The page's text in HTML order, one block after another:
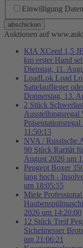
Einwilligung
abschicken
Auktionen auf
KIA XCeed 1,5
km erster Hand
Dienstag, 11.
LoadLok Load
Sattelauflieger
Donnerstag, 13.
2 Stück
Ausstellungsregal
11:50:13
NVA / Russische
90 Stück Rarität
August 2026 um
Peugeot Boxer
lang hoch -
um 18:05:55
Miele
2026 um 14:20:00
12 Stück Treif
Sichelmesser
um 21:06:21